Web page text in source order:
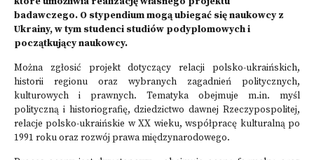
badawczego. O stypendium mogą ubiegać się naukowcy z
Ukrainy, w tym studenci studiów podyplomowych i
początkujący naukowcy.
Można zgłosić projekt dotyczący relacji polsko-ukraińskich,
historii regionu oraz wybranych zagadnień politycznych,
kulturowych i prawnych. Tematyka obejmuje m.in. myśl
polityczną i historiografię, dziedzictwo dawnej Rzeczypospolitej,
relacje polsko-ukraińskie w XX wieku, współpracę kulturalną po
1991 roku oraz rozwój prawa międzynarodowego.